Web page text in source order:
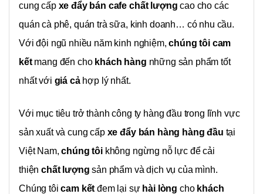
cung cấp xe đẩy bán cafe chất lượng cao cho các
quán cà phê, quán trà sữa, kinh doanh… có nhu cầu.
Với đội ngũ nhiều năm kinh nghiệm,chúng tôi cam
kếtmang đến cho khách hàng những sản phẩm tốt
nhất với giá cảhợp lý nhất.
Với mục tiêu trở thành công ty hàng đầu trong lĩnh vực
sản xuất và cung cấp xe đẩy bán hàng hàng đầu tại
Việt Nam,chúng tôikhông ngừng nỗ lực để cải
thiệnchất lượng sản phẩm và dịch vụ của mình.
Chúng tôicam kết đem lại sự hài lòng cho khách